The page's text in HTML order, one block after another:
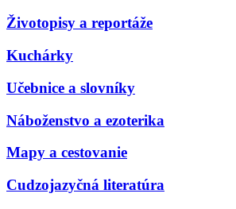
Životopisy a reportáže
Kuchárky
Učebnice a slovníky
Náboženstvo a ezoterika
Mapy a cestovanie
Cudzojazyčná literatúra